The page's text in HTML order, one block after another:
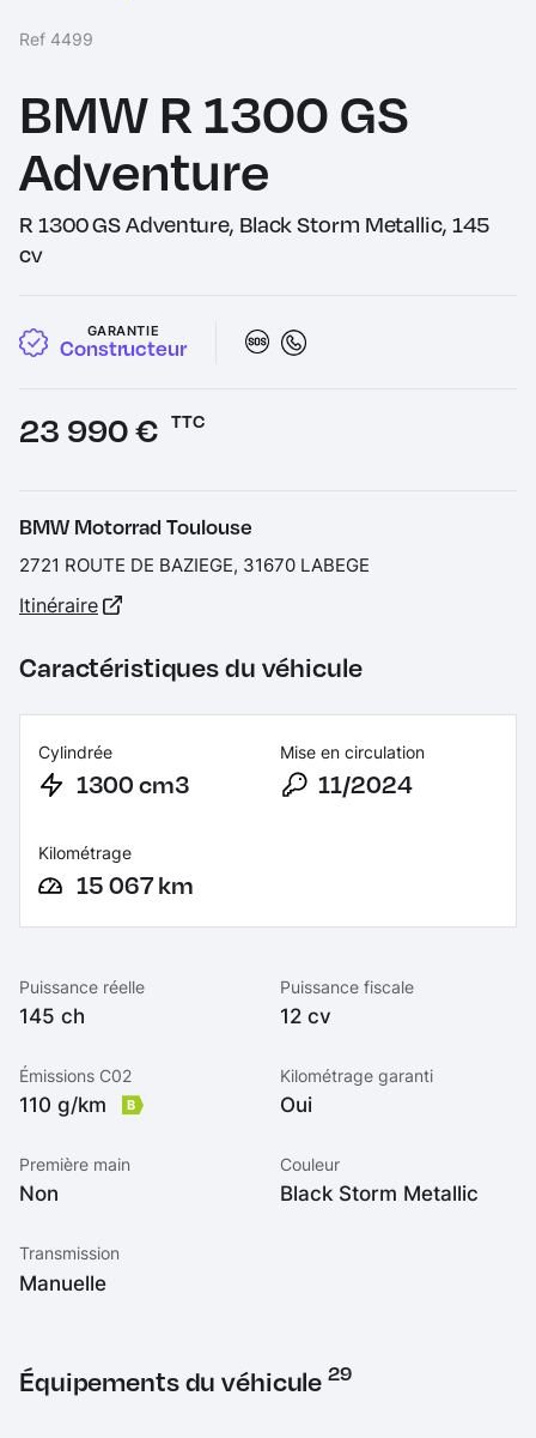
Message
Link
Ref 4499
BMW R 1300 GS
Adventure
R 1300 GS Adventure, Black Storm Metallic, 145
cv
GARANTIE
Constructeur
Prix :
23 990 € TTC
BMW Motorrad Toulouse
2721 ROUTE DE BAZIEGE, 31670 LABEGE
Itinéraire
Caractéristiques du véhicule
Cylindrée
1300 cm3
Mise en circulation
11/2024
Kilométrage
15 067 km
Puissance réelle
145 ch
Puissance fiscale
12 cv
Émissions C02
110 g/km B
Kilométrage garanti
Oui
Première main
Non
Couleur
Black Storm Metallic
Transmission
Manuelle
Équipements du véhicule 29